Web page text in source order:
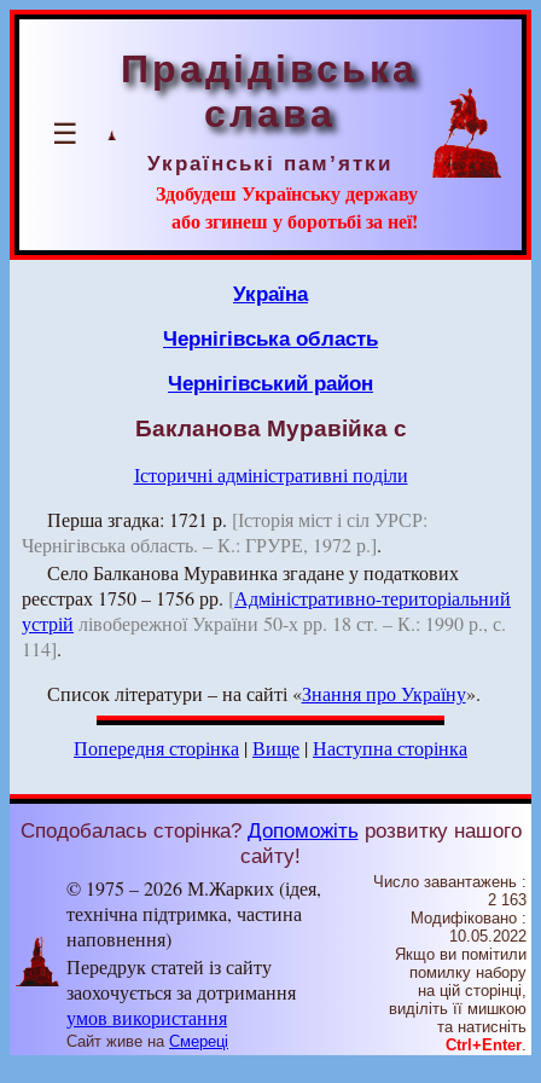
☰
Прадідівська
слава
Українські пам’ятки
Здобудеш Українську державу
або згинеш у боротьбі за неї!
Україна
Чернігівська область
Чернігівський район
Бакланова Муравійка с
Історичні адміністративні поділи
Перша згадка: 1721 р. [Історія міст і сіл УРСР:
Чернігівська область. – К.: ГРУРЕ, 1972 р.].
Село Балканова Муравинка згадане у податкових
реєстрах 1750 – 1756 рр. [Адміністративно-територіальний
устрій лівобережної України 50-х рр. 18 ст. – К.: 1990 р., с.
114].
Список літератури – на сайті «Знання про Україну».
Попередня сторінка |Вище |Наступна сторінка
Сподобалась сторінка? Допоможітьрозвитку нашого
сайту!
© 1975 – 2026 М.Жарких (ідея,
технічна підтримка, частина
наповнення)
Передрук статей із сайту
заохочується за дотримання
умов використання
Сайт живе на Смереці
Число завантажень :
2 163
Модифіковано :
10.05.2022
Якщо ви помітили
помилку набору
на цiй сторiнцi,
видiлiть її мишкою
та натисніть
Ctrl+Enter.